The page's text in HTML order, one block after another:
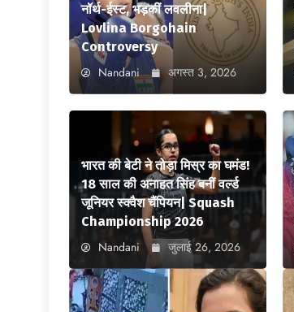
नॉर्थ-ईस्ट, भड़कीं लवलीना|
Lovlina Borgohain
Controversy
Nandani अगस्त 3, 2026
भारत की बेटी ने तोड़ा मिस्र का घमंड!
18 साल की अनाहत सिंह बनीं वर्ल्ड
जूनियर स्क्वैश चैंपियन| Squash
Championship 2026
Nandani जुलाई 26, 2026